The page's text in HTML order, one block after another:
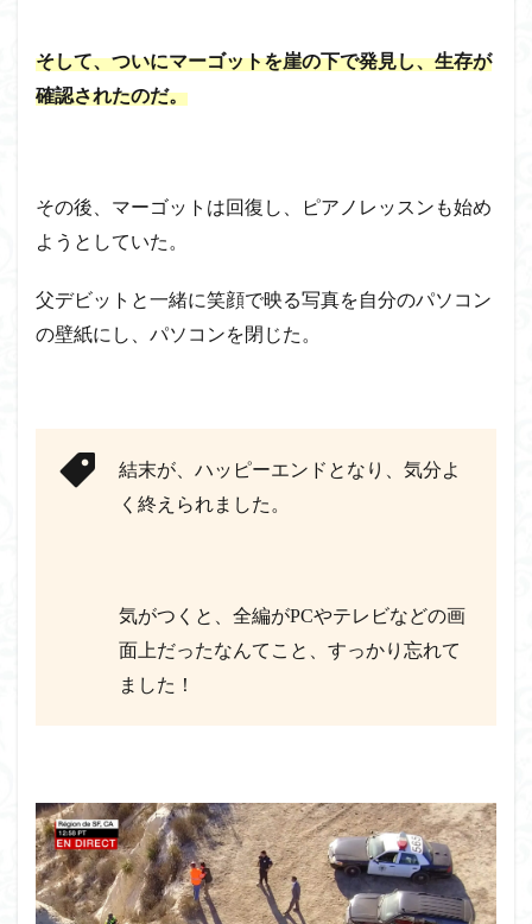
そして、ついにマーゴットを崖の下で発見し、生存が
確認されたのだ。
その後、マーゴットは回復し、ピアノレッスンも始め
ようとしていた。
父デビットと一緒に笑顔で映る写真を自分のパソコン
の壁紙にし、パソコンを閉じた。
結末が、ハッピーエンドとなり、気分よ
く終えられました。
気がつくと、全編がPCやテレビなどの画
面上だったなんてこと、すっかり忘れて
ました！